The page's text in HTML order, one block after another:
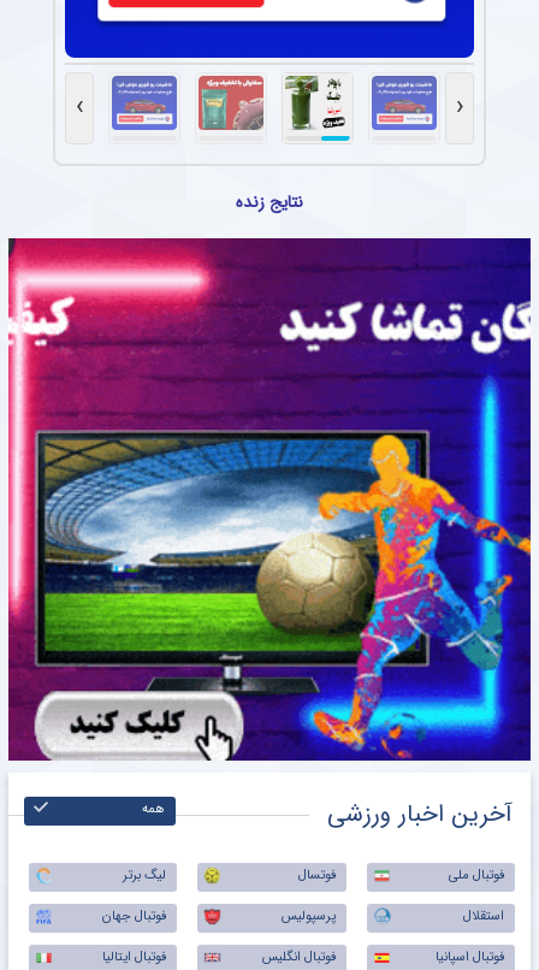
‹
›
نتایج زنده
آخرین اخبار ورزشی همه
فوتبال ملی فوتسال
لیگ برتر
استقلال
پرسپولیس
فوتبال جهان
فوتبال اسپانیا
فوتبال انگلیس
فوتبال ایتالیا